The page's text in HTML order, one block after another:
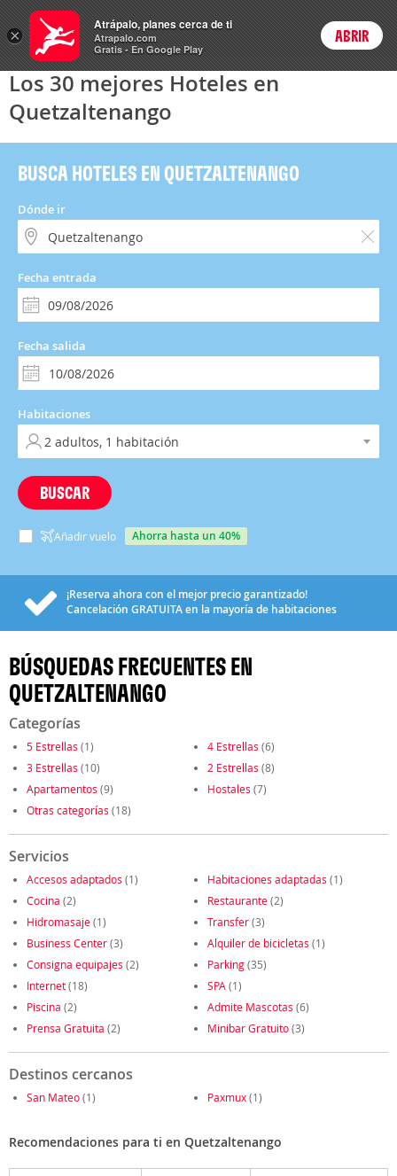
Hoteles Login
Los 30 mejores Hoteles en
Quetzaltenango
BUSCA HOTELES EN QUETZALTENANGO
Dónde ir
Fecha entrada
Fecha salida
Habitaciones
BUSCAR
Añadir vuelo ahorra hasta un 40%
¡Reserva ahora con el mejor precio garantizado!
Cancelación GRATUITAen la mayoría de habitaciones
BÚSQUEDAS FRECUENTES EN
QUETZALTENANGO
Categorías
5 Estrellas (1) 4 Estrellas (6)
3 Estrellas (10) 2 Estrellas (8)
Apartamentos (9) Hostales (7)
Otras categorías (18)
Servicios
Accesos adaptados (1) Habitaciones adaptadas (1)
Cocina (2) Restaurante(2)
Hidromasaje(1) Transfer(3)
Business Center(3) Alquiler de bicicletas (1)
Consigna equipajes (2) Parking(35)
Internet(18) SPA (1)
Piscina (2) Admite Mascotas (6)
Prensa Gratuita (2) Minibar Gratuito(3)
Destinos cercanos
San Mateo(1) Paxmux(1)
Recomendaciones para ti en Quetzaltenango
×
Atrápalo, planes cerca de ti
Atrapalo.com
Gratis - En Google Play
ABRIR